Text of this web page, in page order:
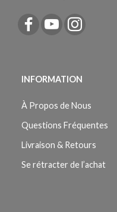
INFORMATION
À Propos de Nous
Questions Fréquentes
Livraison & Retours
Se rétracter de l’achat